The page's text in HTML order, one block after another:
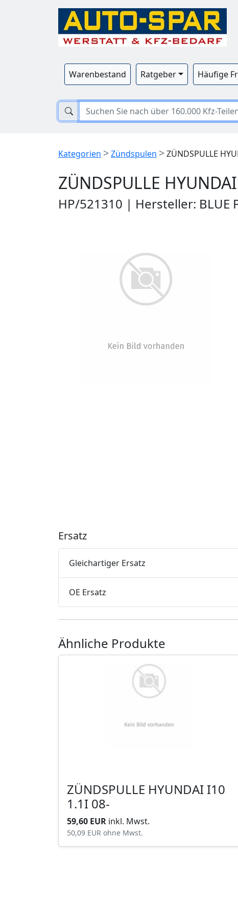
Warenbestand Ratgeber Häufige
Kategorien >Zündspulen >ZÜNDSPULLE
ZÜNDSPULLE
HP/521310 | Hersteller:
Ersatz
Gleichartiger Ersatz
OE Ersatz
Ähnliche Produkte
ZÜNDSPULLE HYUNDAI I10
1.1I 08-
59,60 EUR inkl. Mwst.
50,09 EUR ohne Mwst.